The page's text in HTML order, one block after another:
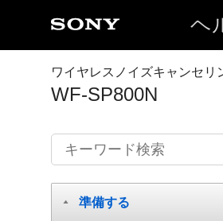
ヘ
ワイヤレスノイズキャンセリ
WF-SP800N
準備する